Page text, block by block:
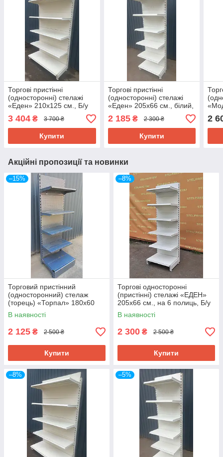
Торгові пристінні
(односторонні) стелажі
«Еден» 210х125 см., Б/у
3 404 ₴ 3 700 ₴
Купити
Торгові пристінні
(односторонні) стелажі
«Еден» 205х66 см., білий,
Б/у
2 185₴ 2 300 ₴
Купити
см.,
2
Акційні пропозиції та новинки
–15%
Торговий пристінний
(односторонний) стелаж
(торець) «Торпал» 180х60
см., RAL-7024, Б/у
В наявності
2 125 ₴ 2 500 ₴
Купити
–8%
Торгові односторонні
(пристінні) стелажі «ЕДЕН»
205х66 см., на 6 полиць, Б/у
В наявності
2 300 ₴ 2 500 ₴
Купити
–8% –5%